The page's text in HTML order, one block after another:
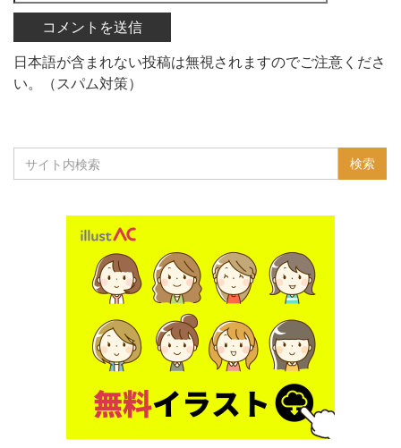
日本語が含まれない投稿は無視されますのでご注意くださ
い。（スパム対策）